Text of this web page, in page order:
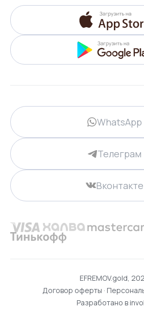
WhatsApp
Телеграм
Вконтакте
EFREMOV.gold,
Договор оферты ·
Разработано в